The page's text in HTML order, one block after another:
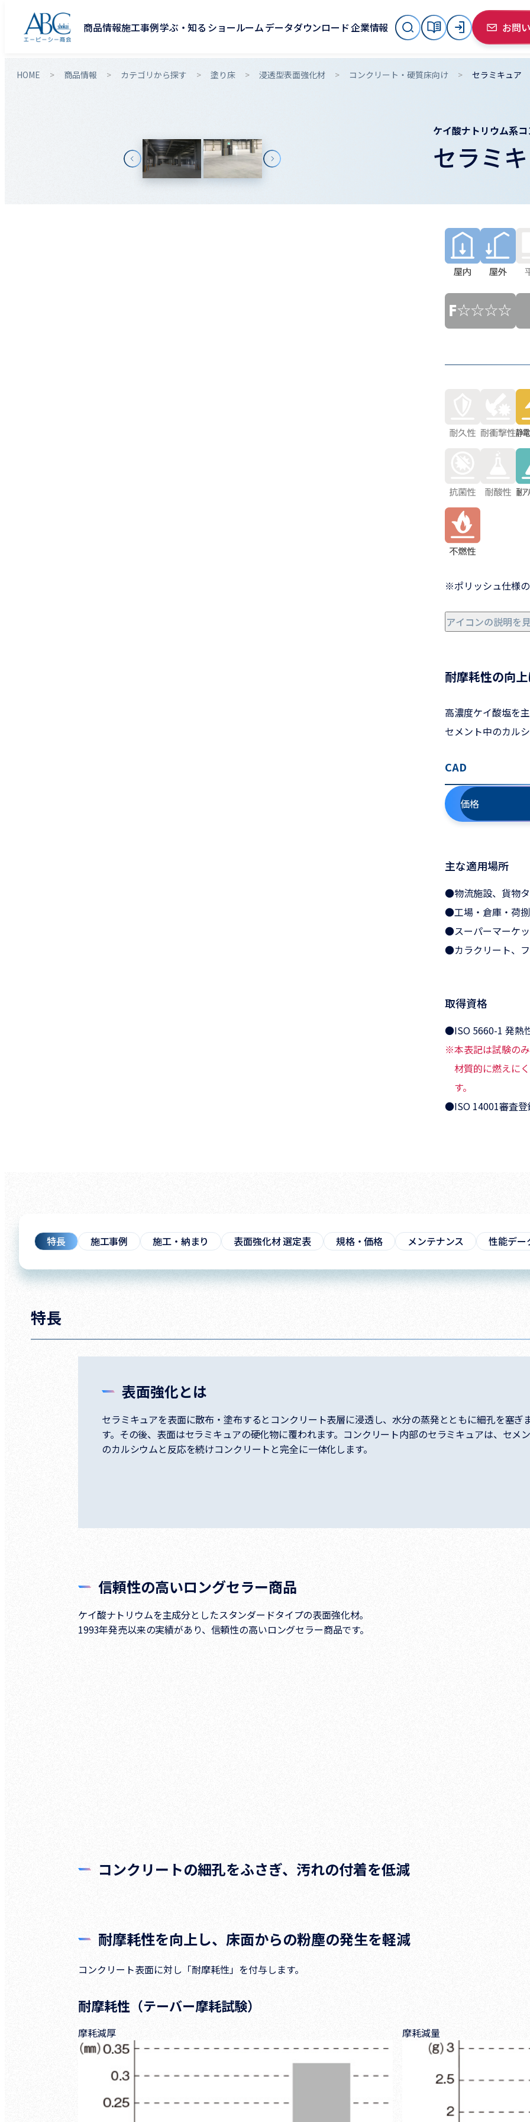
商品情報施工事例学ぶ・知る ショールームデータダウンロード企業情報 お問
HOME 商品情報 カテゴリから探す 塗り床 浸透型表面強化材 コンクリート・硬質床向け セラミキュア
ケイ酸ナトリウム系
セラミ
※ポリッシュ仕様
アイコンの説明を
耐摩耗性の向
高濃度ケイ酸塩を
セメント中のカル
CAD
価格
主な適用場所
●物流施設、貨物
●工場・倉庫・荷
●スーパーマーケ
●カラクリート、
取得資格
●ISO 5660-1 発熱
※本表記は試験の
材質的に燃えに
す。
●ISO 14001審査登
特長 施工事例 施工・納まり 表面強化材 選定表 規格・価格 メンテナンス 性能デー
特長
表面強化とは
セラミキュアを表面に散布・塗布するとコンクリート表層に浸透し、水分の蒸発とともに細孔を塞ぎ
す。その後、表面はセラミキュアの硬化物に覆われます。コンクリート内部のセラミキュアは、セメ
のカルシウムと反応を続けコンクリートと完全に一体化します。
信頼性の高いロングセラー商品
ケイ酸ナトリウムを主成分としたスタンダードタイプの表面強化材。
1993年発売以来の実績があり、信頼性の高いロングセラー商品です。
コンクリートの細孔をふさぎ、汚れの付着を低減
耐摩耗性を向上し、床面からの粉塵の発生を軽減
コンクリート表面に対し「耐摩耗性」を付与します。
耐摩耗性（テーバー摩耗試験）
摩耗減厚 摩耗減量